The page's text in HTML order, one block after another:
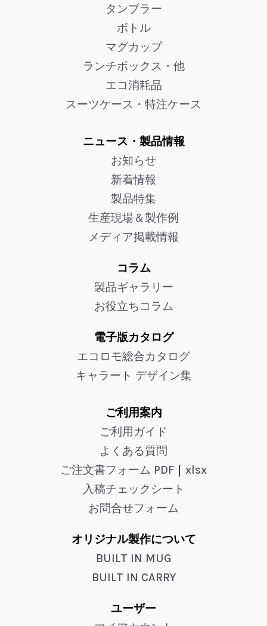
タンブラー
ボトル
マグカップ
ランチボックス・他
エコ消耗品
スーツケース・特注ケース
ニュース・製品情報
お知らせ
新着情報
製品特集
生産現場＆製作例
メディア掲載情報
コラム
製品ギャラリー
お役立ちコラム
電子版カタログ
エコロモ総合カタログ
キャラート デザイン集
ご利用案内
ご利用ガイド
よくある質問
ご注文書フォーム PDF ｜ xlsx
入稿チェックシート
お問合せフォーム
オリジナル製作について
BUILT IN MUG
BUILT IN CARRY
ユーザー